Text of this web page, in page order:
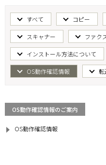
すべて コピー
スキャナー ファク
インストール方法について
OS動作確認情報 転
OS動作確認情報のご案内
OS動作確認情報